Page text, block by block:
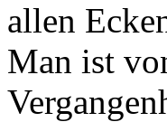
allen
Man ist